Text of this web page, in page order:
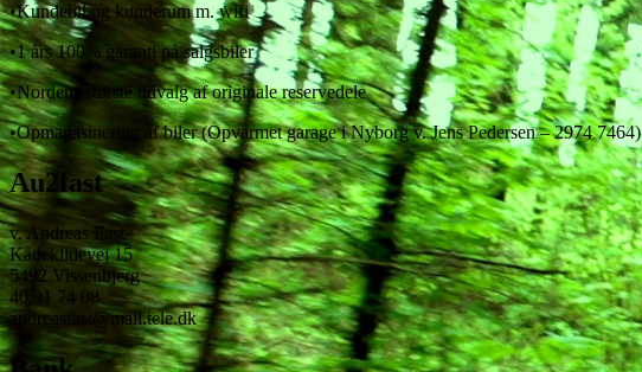
•Kundebil og kunderum m. wifi
•1 års 100% garanti på salgsbiler
•Nordens største udvalg af originale reservedele
•Opmagasinering af biler (Opvarmet garage i Nyborg v. Jens Pedersen – 2974 7464)
Au2fast
v. Andreas Fast
Kådekildevej 15
5492 Vissenbjerg
40 31 74 08
andreasfast@mail.tele.dk